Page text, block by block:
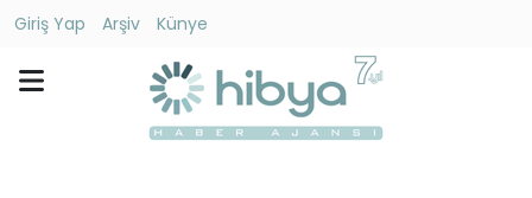
Giriş Yap Arşiv
Künye